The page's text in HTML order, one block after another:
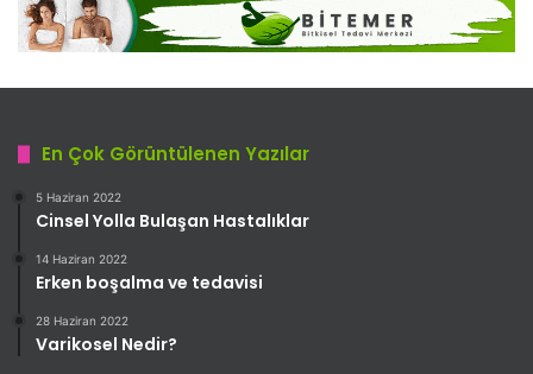
En Çok Görüntülenen Yazılar
5 Haziran 2022
Cinsel Yolla Bulaşan Hastalıklar
14 Haziran 2022
Erken boşalma ve tedavisi
28 Haziran 2022
Varikosel Nedir?